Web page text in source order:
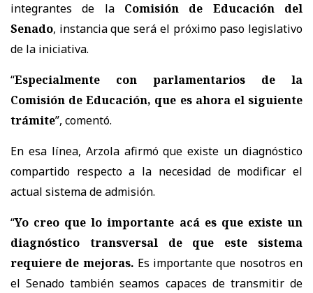
integrantes de la Comisión de Educación del
Senado, instancia que será el próximo paso legislativo
de la iniciativa.
“Especialmente con parlamentarios de la
Comisión de Educación, que es ahora el siguiente
trámite”, comentó.
En esa línea, Arzola afirmó que existe un diagnóstico
compartido respecto a la necesidad de modificar el
actual sistema de admisión.
“Yo creo que lo importante acá es que existe un
diagnóstico transversal de que este sistema
requiere de mejoras. Es importante que nosotros en
el Senado también seamos capaces de transmitir de